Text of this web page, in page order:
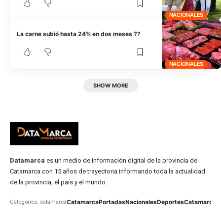
NACIONALES
NACIONALES
La carne subió hasta 24% en dos meses ??
SHOW MORE
Datamarca es un medio de información digital de la provincia de
Catamarca con 15 años de trayectoria informando toda la actualidad
de la provincia, el país y el mundo.
Categories: catamarcaCatamarcaPortadasNacionalesDeportesCatamarca